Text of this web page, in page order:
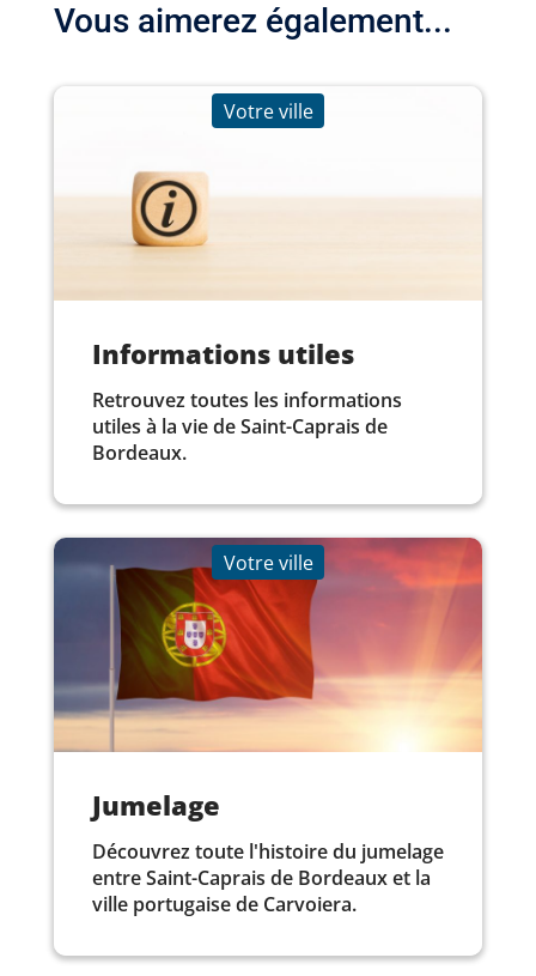
Vous aimerez également...
Votre ville
Informations utiles
Retrouvez toutes les informations
utiles à la vie de Saint-Caprais de
Bordeaux.
Votre ville
Jumelage
Découvrez toute l'histoire du jumelage
entre Saint-Caprais de Bordeaux et la
ville portugaise de Carvoiera.